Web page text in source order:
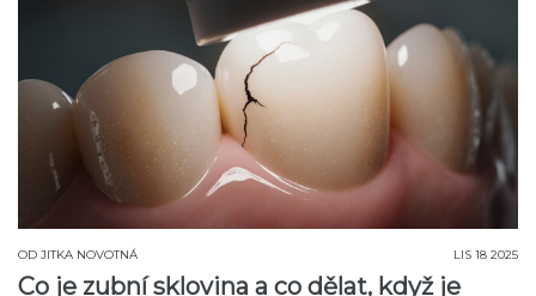
OD JITKA NOVOTNÁ LIS 18 2025
Co je zubní sklovina a co dělat, když je